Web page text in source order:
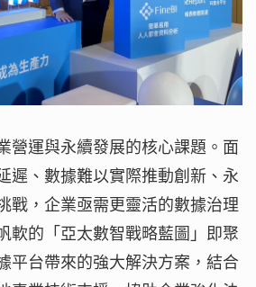
營運與永續發展的核心課題。面
遲、數據難以實際推動創新、永
戰，企業亟需更靈活的數據治理
軟的「亞太數智戰略藍圖」即聚
平台帶來的強大解決方案，結合